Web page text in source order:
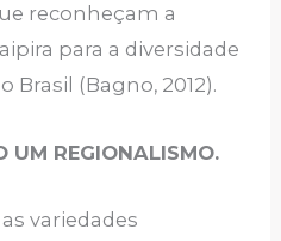
reconheçam a
para a diversidade
Brasil (Bagno, 2012).
UM REGIONALISMO.
variedades